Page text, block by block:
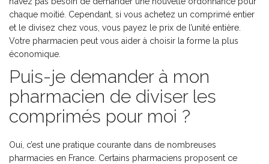
chaque moitié. Cependant, si vous achetez un comprimé entier
et le divisez chez vous, vous payez le prix de l’unité entière.
Votre pharmacien peut vous aider à choisir la forme la plus
économique.
Puis-je demander à mon
pharmacien de diviser les
comprimés pour moi ?
Oui, c’est une pratique courante dans de nombreuses
pharmacies en France. Certains pharmaciens proposent ce